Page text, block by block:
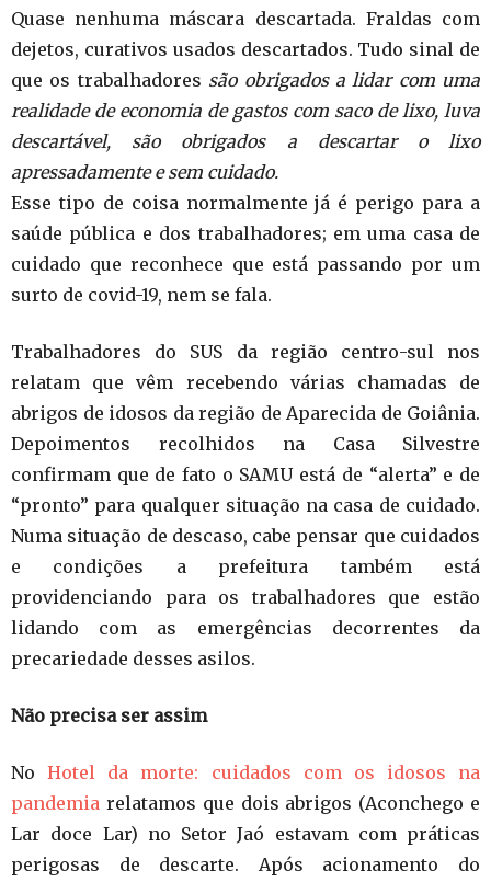
Quase nenhuma máscara descartada. Fraldas com
dejetos, curativos usados descartados. Tudo sinal de
que os trabalhadores são obrigados a lidar com uma
realidade de economia de gastos com saco de lixo, luva
descartável, são obrigados a descartar o lixo
apressadamente e sem cuidado.
Esse tipo de coisa normalmente já é perigo para a
saúde pública e dos trabalhadores; em uma casa de
cuidado que reconhece que está passando por um
surto de covid-19, nem se fala.
Trabalhadores do SUS da região centro-sul nos
relatam que vêm recebendo várias chamadas de
abrigos de idosos da região de Aparecida de Goiânia.
Depoimentos recolhidos na Casa Silvestre
confirmam que de fato o SAMU está de “alerta” e de
“pronto” para qualquer situação na casa de cuidado.
Numa situação de descaso, cabe pensar que cuidados
e condições a prefeitura também está
providenciando para os trabalhadores que estão
lidando com as emergências decorrentes da
precariedade desses asilos.
Não precisa ser assim
NoHotel da morte: cuidados com os idosos na
pandemia relatamos que dois abrigos (Aconchego e
Lar doce Lar) no Setor Jaó estavam com práticas
perigosas de descarte. Após acionamento do